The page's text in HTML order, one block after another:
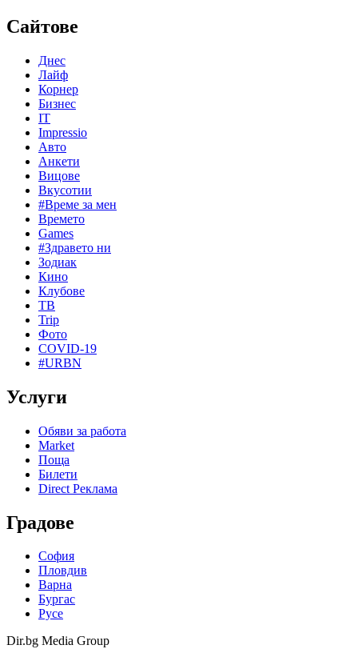
Сайтове
Днес
Лайф
Корнер
Бизнес
IT
Impressio
Авто
Анкети
Вицове
Вкусотии
#Време за мен
Времето
Games
#Здравето ни
Зодиак
Кино
Клубове
ТВ
Trip
Фото
COVID-19
#URBN
Услуги
Обяви за работа
Market
Поща
Билети
Direct Реклама
Градове
София
Пловдив
Варна
Бургас
Русе
Dir.bg Media Group